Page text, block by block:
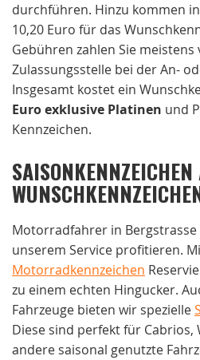
durchführen. Hinzu kommen
10,20 Euro für das
Gebühren zahlen Sie
Zulassungsstelle bei der An-
Insgesamt kostet ein
Euro exklusive Platinen und
Kennzeichen.
Motorradfahrer in
unserem Service profitieren.
Motorradkennzeichen
zu einem echten Hingucker.
Fahrzeuge bieten wir spezielle
Diese sind perfekt für
andere saisonal genutzte